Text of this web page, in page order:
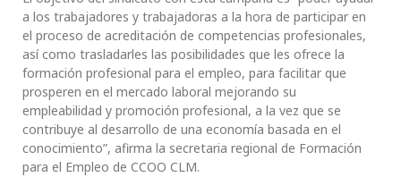
a los trabajadores y trabajadoras a la hora de participar en
el proceso de acreditación de competencias profesionales,
así como trasladarles las posibilidades que les ofrece la
formación profesional para el empleo, para facilitar que
prosperen en el mercado laboral mejorando su
empleabilidad y promoción profesional, a la vez que se
contribuye al desarrollo de una economía basada en el
conocimiento”, afirma la secretaria regional de Formación
para el Empleo de CCOO CLM.